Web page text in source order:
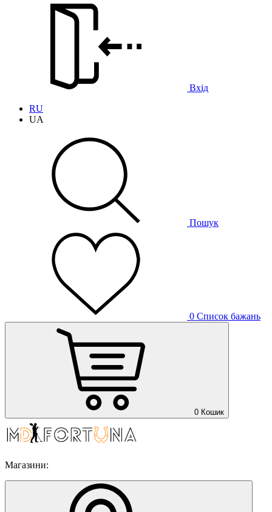
Вхід
RU
UA
Пошук
0 Список бажань
0 Кошик
Магазини: